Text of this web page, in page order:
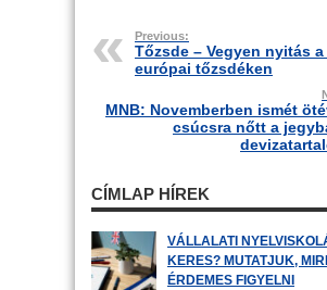
Previous:
Tőzsde – Vegyen nyitás a
európai tőzsdéken
MNB: Novemberben ismét
csúcsra nőtt a
CÍMLAP HÍREK
VÁLLALATI
KERES? MUTATJUK,
ÉRDEMES FIGYELNI